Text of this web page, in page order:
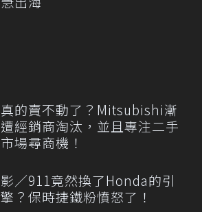
真的賣不動了？Mitsubishi漸
遭經銷商淘汰，並且專注二手
市場尋商機！
影／911竟然換了Honda的引
擎？保時捷鐵粉憤怒了！